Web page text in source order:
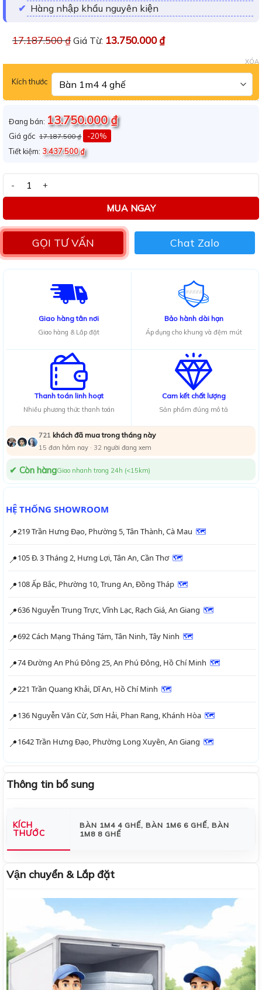
Hàng nhập khẩu nguyên kiện
17.187.500₫ Giá Từ: 13.750.000₫
Kích thước
XÓA
Đang bán: 13.750.000₫
Giá gốc 17.187.500₫
-20%
Tiết kiệm: 3.437.500₫
Bàn ăn mặt đá vi tinh thể Adora Selila số lượng
MUA NGAY
GỌI TƯ VẤN Chat Zalo
Giao hàng tân nơi
Giao hàng & Lắp đặt
Bảo hành dài hạn
Áp dụng cho khung và đệm mút
Thanh toán linh hoạt
Nhiều phương thức thanh toán
Cam kết chất lượng
Sản phẩm đúng mô tả
721 khách đã mua trong tháng này
15 đơn hôm nay · 34 người đang xem
✔ Còn hàngGiao nhanh trong 24h (<15km)
HỆ THỐNG SHOWROOM
📍219 Trần Hưng Đạo, Phường 5, Tân Thành, Cà Mau 🗺
📍105 Đ. 3 Tháng 2, Hưng Lợi, Tân An, Cần Thơ 🗺
📍108 Ấp Bắc, Phường 10, Trung An, Đồng Tháp 🗺
📍636 Nguyễn Trung Trực, Vĩnh Lạc, Rạch Giá, An Giang 🗺
📍692 Cách Mạng Tháng Tám, Tân Ninh, Tây Ninh 🗺
📍74 Đường An Phú Đông 25, An Phú Đông, Hồ Chí Minh 🗺
📍221 Trần Quang Khải, Dĩ An, Hồ Chí Minh 🗺
📍136 Nguyễn Văn Cừ, Sơn Hải, Phan Rang, Khánh Hòa 🗺
📍1642 Trần Hưng Đạo, Phường Long Xuyên, An Giang 🗺
Thông tin bổ sung
KÍCH
THƯỚC
BÀN 1M4 4 GHẾ, BÀN 1M6 6 GHẾ, BÀN
1M8 8 GHẾ
Vận chuyển & Lắp đặt